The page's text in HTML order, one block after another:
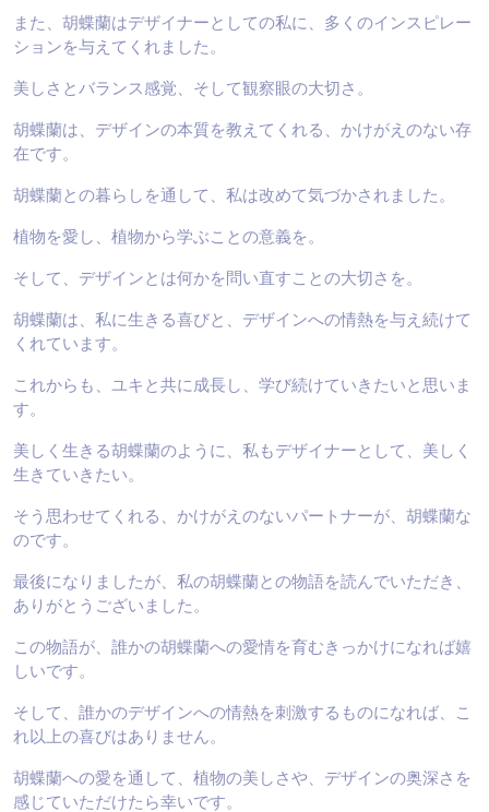
また、胡蝶蘭はデザイナーとしての私に、多くのインスピレー
ションを与えてくれました。
美しさとバランス感覚、そして観察眼の大切さ。
胡蝶蘭は、デザインの本質を教えてくれる、かけがえのない存
在です。
胡蝶蘭との暮らしを通して、私は改めて気づかされました。
植物を愛し、植物から学ぶことの意義を。
そして、デザインとは何かを問い直すことの大切さを。
胡蝶蘭は、私に生きる喜びと、デザインへの情熱を与え続けて
くれています。
これからも、ユキと共に成長し、学び続けていきたいと思いま
す。
美しく生きる胡蝶蘭のように、私もデザイナーとして、美しく
生きていきたい。
そう思わせてくれる、かけがえのないパートナーが、胡蝶蘭な
のです。
最後になりましたが、私の胡蝶蘭との物語を読んでいただき、
ありがとうございました。
この物語が、誰かの胡蝶蘭への愛情を育むきっかけになれば嬉
しいです。
そして、誰かのデザインへの情熱を刺激するものになれば、こ
れ以上の喜びはありません。
胡蝶蘭への愛を通して、植物の美しさや、デザインの奥深さを
感じていただけたら幸いです。